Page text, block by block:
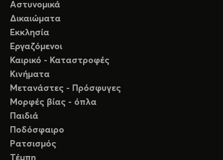
Αστυνομικά
Δικαιώματα
Εκκλησία
Εργαζόμενοι
Καιρικό - Καταστροφές
Κινήματα
Μετανάστες - Πρόσφυγες
Μορφές βίας - όπλα
Παιδιά
Ποδόσφαιρο
Ρατσισμός
Τέμπη